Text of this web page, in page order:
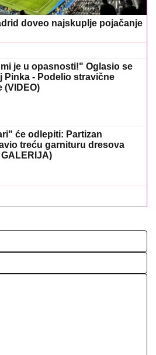
doveo najskuplje pojačanje
je u opasnosti!" Oglasio se
Pinka - Podelio stravične
(VIDEO)
će odlepiti: Partizan
treću garnituru dresova
GALERIJA)